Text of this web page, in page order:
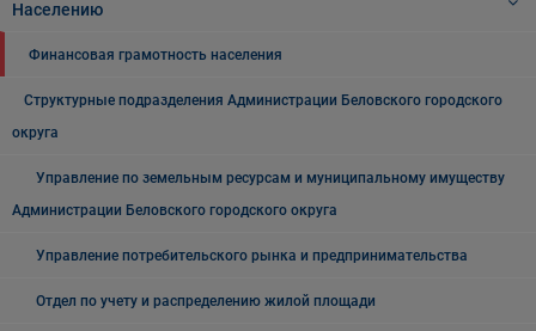
Населению
Финансовая грамотность населения
Структурные подразделения Администрации Беловского городского
округа
Управление по земельным ресурсам и муниципальному имуществу
Администрации Беловского городского округа
Управление потребительского рынка и предпринимательства
Отдел по учету и распределению жилой площади